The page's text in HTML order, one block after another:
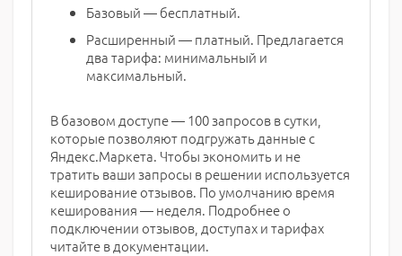
Базовый — бесплатный.
Расширенный — платный. Предлагается
два тарифа: минимальный и
максимальный.
В базовом доступе — 100 запросов в сутки,
которые позволяют подгружать данные с
Яндекс.Маркета. Чтобы экономить и не
тратить ваши запросы в решении используется
кеширование отзывов. По умолчанию время
кеширования — неделя. Подробнее о
подключении отзывов, доступах и тарифах
читайте в документации.